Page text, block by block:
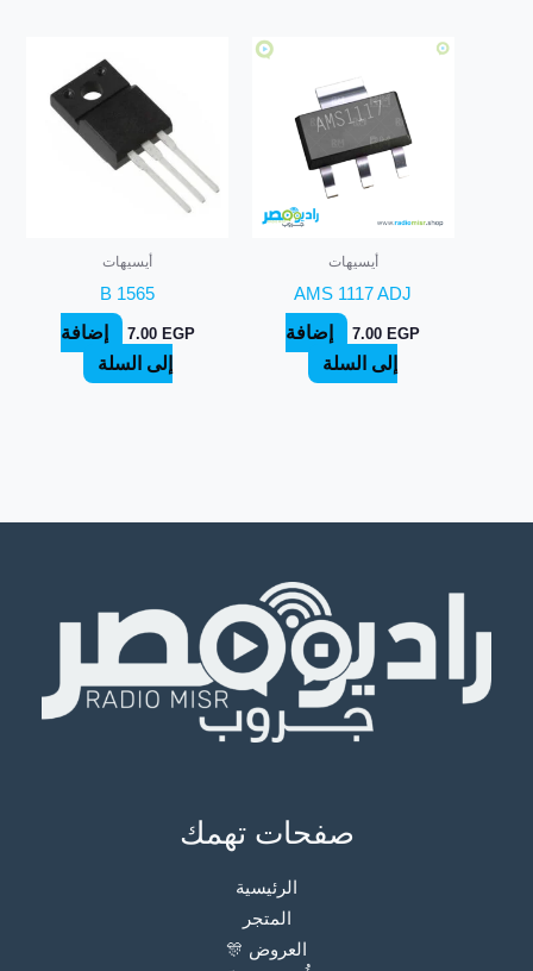
أيسيهات
AMS 1117 ADJ
7.00 EGP
إضافة
إلى السلة
أيسيهات
B 1565
7.00 EGP
إضافة
إلى السلة
صفحات تهمك
الرئيسية
المتجر
العروض 🎊